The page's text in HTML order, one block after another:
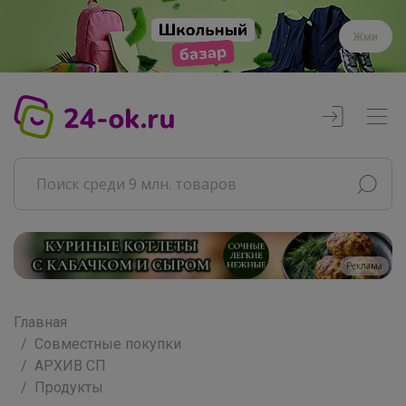
Жми
Реклама
Главная
Совместные покупки
АРХИВ СП
Продукты